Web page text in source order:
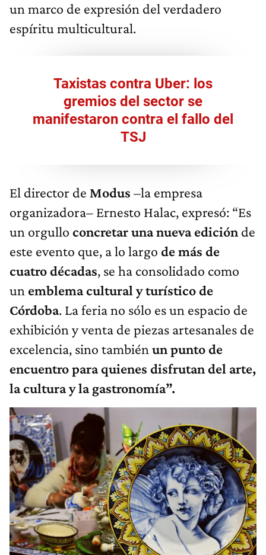
un marco de expresión del verdadero
espíritu multicultural.
Taxistas contra Uber: los
gremios del sector se
manifestaron contra el fallo del
TSJ
El director de Modus –la empresa
organizadora– Ernesto Halac, expresó: “Es
un orgullo concretar una nueva edición de
este evento que, a lo largo de más de
cuatro décadas, se ha consolidado como
un emblema cultural y turístico de
Córdoba. La feria no sólo es un espacio de
exhibición y venta de piezas artesanales de
excelencia, sino también un punto de
encuentro para quienes disfrutan del arte,
la cultura y la gastronomía”.